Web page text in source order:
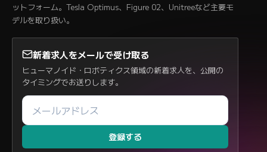
ットフォーム。Tesla Optimus、Figure 02、Unitreeなど主要モ
デルを取り扱い。
新着求人をメールで受け取る
ヒューマノイド・ロボティクス領域の新着求人を、公開の
タイミングでお送りします。
登録する